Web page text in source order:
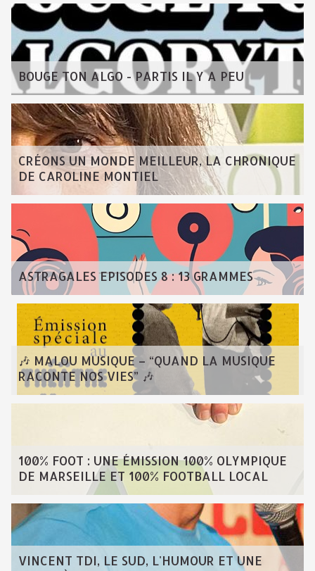
BOUGE TON ALGO - PARTIS IL Y A PEU
CRÉONS UN MONDE MEILLEUR, LA CHRONIQUE
DE CAROLINE MONTIEL
ASTRAGALES EPISODES 8 : 13 GRAMMES
🎶 MALOU MUSIQUE – “QUAND LA MUSIQUE
RACONTE NOS VIES” 🎶
100% FOOT : UNE ÉMISSION 100% OLYMPIQUE
DE MARSEILLE ET 100% FOOTBALL LOCAL
VINCENT TDI, LE SUD, L'HUMOUR ET UNE